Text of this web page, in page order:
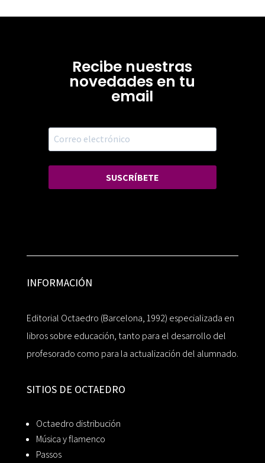
Recibe nuestras
novedades en tu
email
SUSCRÍBETE
INFORMACIÓN
Editorial Octaedro (Barcelona, 1992) especializada en
libros sobre educación, tanto para el desarrollo del
profesorado como para la actualización del alumnado.
SITIOS DE OCTAEDRO
Octaedro distribución
Música y flamenco
Passos